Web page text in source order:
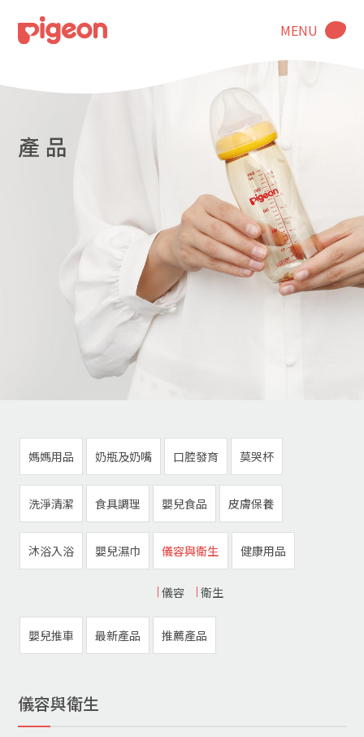
MENU
產 品
媽媽用品 奶瓶及奶嘴 口腔發育 莫哭杯
洗淨清潔 食具調理 嬰兒食品 皮膚保養
沐浴入浴 嬰兒濕巾 儀容與衛生
儀容 衛生
健康用品
嬰兒推車 最新產品 推薦產品
儀容與衛生